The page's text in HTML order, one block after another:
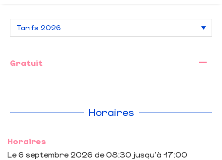
Gratuit —
Horaires
Horaires
Le 6 septembre 2026 de 08:30 jusqu'à 17:00